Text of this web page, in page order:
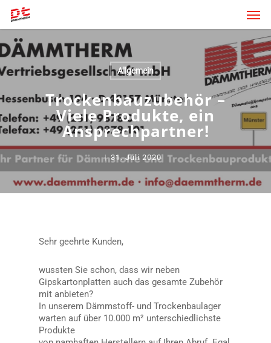
main
content
Allgemein
Trockenbauzubehör –
Viele Produkte, ein
Ansprechpartner!
31. Juli 2020
Sehr geehrte Kunden,
wussten Sie schon, dass wir neben
Gipskartonplatten auch das gesamte Zubehör
mit anbieten?
In unserem Dämmstoff- und Trockenbaulager
warten auf über 10.000 m² unterschiedlichste
Produkte